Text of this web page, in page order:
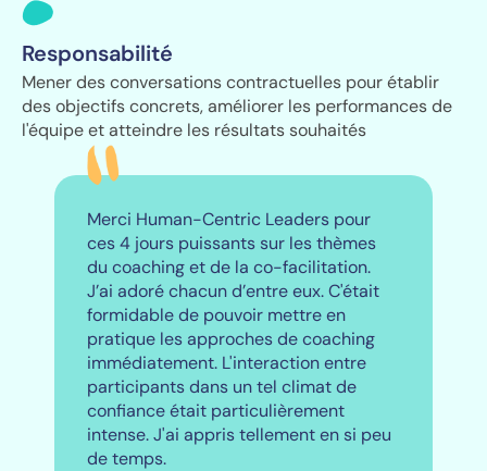
Responsabilité
Mener des conversations contractuelles pour établir
des objectifs concrets, améliorer les performances de
l'équipe et atteindre les résultats souhaités
Merci Human-Centric Leaders pour
ces 4 jours puissants sur les thèmes
du coaching et de la co-facilitation.
J’ai adoré chacun d’entre eux. C'était
formidable de pouvoir mettre en
pratique les approches de coaching
immédiatement. L'interaction entre
participants dans un tel climat de
confiance était particulièrement
intense. J'ai appris tellement en si peu
de temps.